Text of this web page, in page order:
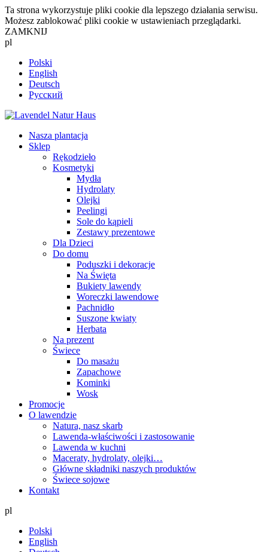
Ta strona wykorzystuje pliki cookie dla lepszego działania serwisu.
Możesz zablokować pliki cookie w ustawieniach przeglądarki.
ZAMKNIJ
pl
Polski
English
Deutsch
Русский
Nasza plantacja
Sklep
Rękodzieło
Kosmetyki
Mydła
Hydrolaty
Olejki
Peelingi
Sole do kąpieli
Zestawy prezentowe
Dla Dzieci
Do domu
Poduszki i dekoracje
Na Święta
Bukiety lawendy
Woreczki lawendowe
Pachnidło
Suszone kwiaty
Herbata
Na prezent
Świece
Do masażu
Zapachowe
Kominki
Wosk
Promocje
O lawendzie
Natura, nasz skarb
Lawenda-właściwości i zastosowanie
Lawenda w kuchni
Maceraty, hydrolaty, olejki…
Główne składniki naszych produktów
Świece sojowe
Kontakt
pl
Polski
English